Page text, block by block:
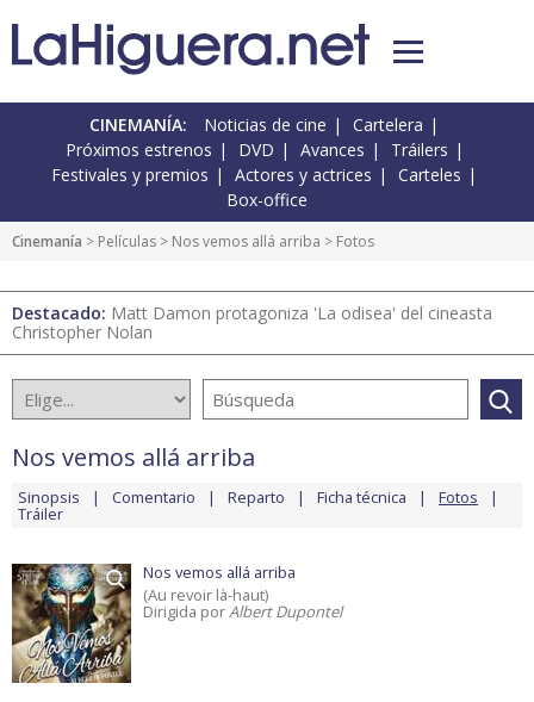
CINEMANÍA: Noticias de cine
Cartelera
Próximos estrenos
DVD Avances
Tráilers
Festivales y premios
Actores y actrices
Carteles
Box-office
Cinemanía > Películas > Nos vemos allá arriba > Fotos
Destacado: Matt Damon protagoniza 'La odisea' del cineasta
Christopher Nolan
Nos vemos allá arriba
Sinopsis Comentario Reparto Ficha técnica Fotos
Tráiler
Nos vemos allá arriba
(Au revoir là-haut)
Dirigida porAlbert Dupontel